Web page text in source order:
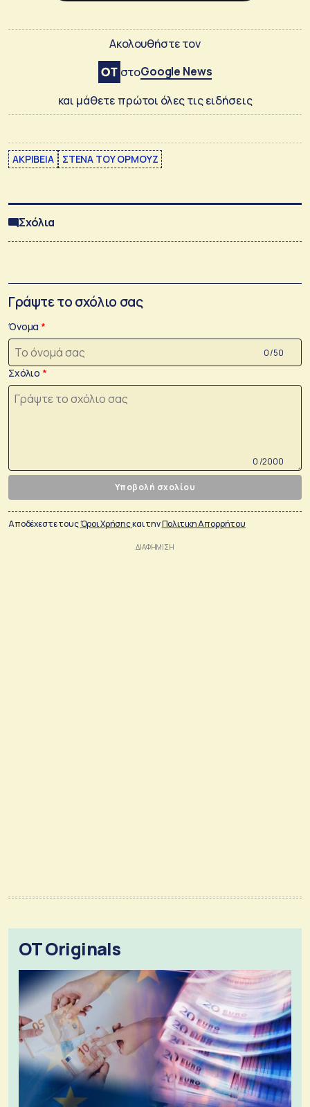
Ακολουθήστε τον
στοGoogle News
και μάθετε πρώτοι όλες τις ειδήσεις
ΑΚΡΙΒΕΙΑ ΣΤΕΝΑ ΤΟΥ ΟΡΜΟΥΖ
Σχόλια
Γράψτε το σχόλιο σας
Όνομα
0 /50
Σχόλιο
0 /2000
Υποβολή σχολίου
Αποδέχεστε τουςΌροι Χρήσηςκαι τηνΠολιτικη Απορρήτου
OT Originals